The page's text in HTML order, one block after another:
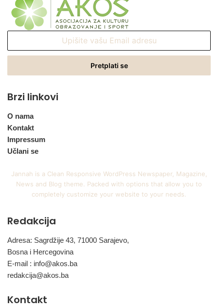
Email
Brzi linkovi
O nama
Kontakt
Impressum
Učlani se
Jannah is a Clean Responsive WordPress Newspaper, Magazine,
News and Blog theme. Packed with options that allow you to
completely customize your website to your needs.
Redakcija
Adresa: Sagrdžije 43, 71000 Sarajevo,
Bosna i Hercegovina
E-mail : info@akos.ba
redakcija@akos.ba
Kontakt